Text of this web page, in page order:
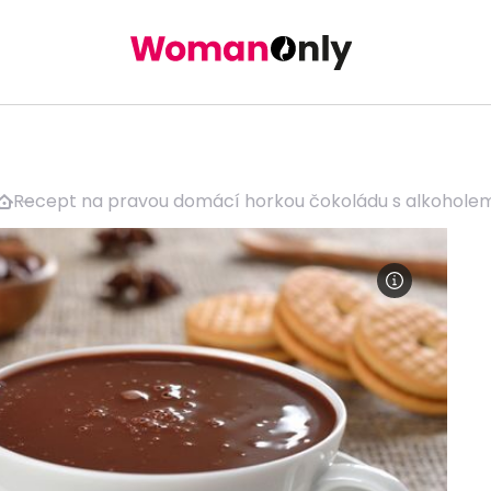
Recept na pravou domácí horkou čokoládu s